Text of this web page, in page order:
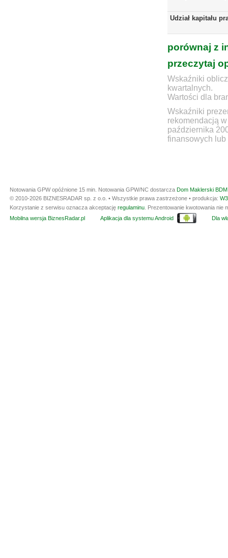
Udział kapitału
porównaj z
przeczytaj
Wskaźniki
kwartalnych.
Wartości dla
Wskaźniki
rekomendacją
października
finansowych lub
Notowania GPW opóźnione 15 min. Notowania GPW/NC dostarcza Dom Maklerski
© 2010-2026 BIZNESRADAR sp. z o.o. • Wszystkie prawa zastrzeżone • produkcja:
Korzystanie z serwisu oznacza akceptację regulaminu . Prezentowanie kwotowania
Mobilna wersja BiznesRadar.pl
Aplikacja dla systemu Android Dla